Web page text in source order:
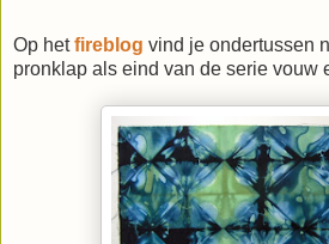
Op hetfireblog vind je ondertussen
pronklap als eind van de serie vouw